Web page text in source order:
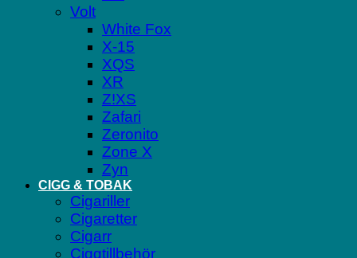
Volt
White Fox
X-15
XQS
XR
Z!XS
Zafari
Zeronito
Zone X
Zyn
CIGG & TOBAK
Cigariller
Cigaretter
Cigarr
Ciggtillbehör